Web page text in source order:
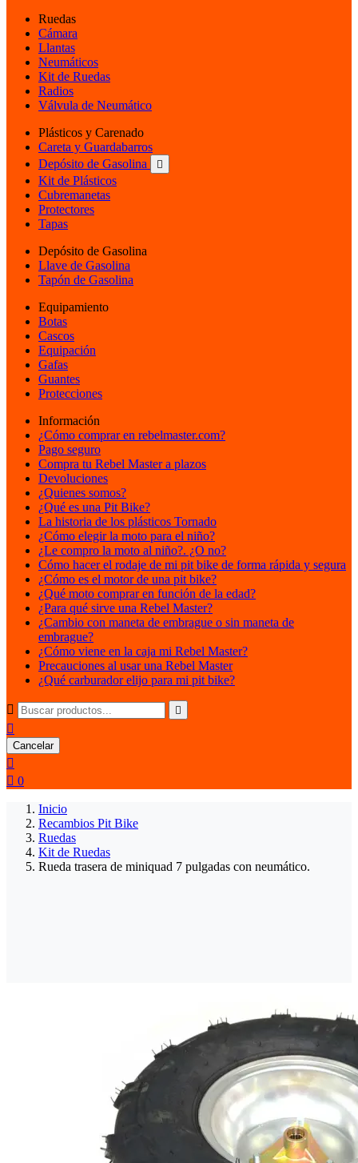
Ruedas
Cámara
Llantas
Neumáticos
Kit de Ruedas
Radios
Válvula de Neumático
Plásticos y Carenado
Careta y Guardabarros
Depósito de Gasolina

Kit de Plásticos
Cubremanetas
Protectores
Tapas
Depósito de Gasolina
Llave de Gasolina
Tapón de Gasolina
Equipamiento
Botas
Cascos
Equipación
Gafas
Guantes
Protecciones
Información
¿Cómo comprar en rebelmaster.com?
Pago seguro
Compra tu Rebel Master a plazos
Devoluciones
¿Quienes somos?
¿Qué es una Pit Bike?
La historia de los plásticos Tornado
¿Cómo elegir la moto para el niño?
¿Le compro la moto al niño?. ¿O no?
Cómo hacer el rodaje de mi pit bike de forma rápida y segura
¿Cómo es el motor de una pit bike?
¿Qué moto comprar en función de la edad?
¿Para qué sirve una Rebel Master?
¿Cambio con maneta de embrague o sin maneta de
embrague?
¿Cómo viene en la caja mi Rebel Master?
Precauciones al usar una Rebel Master
¿Qué carburador elijo para mi pit bike?
 

Cancelar

 0
Inicio
Recambios Pit Bike
Ruedas
Kit de Ruedas
Rueda trasera de miniquad 7 pulgadas con neumático.